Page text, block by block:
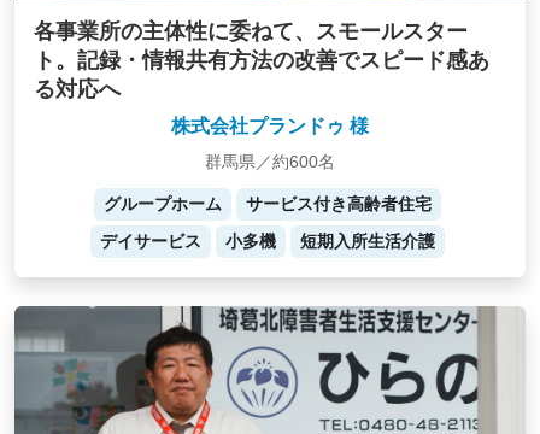
各事業所の主体性に委ねて、スモールスター
ト。記録・情報共有方法の改善でスピード感あ
る対応へ
株式会社プランドゥ 様
群馬県／約600名
グループホーム
サービス付き高齢者住宅
デイサービス
小多機 短期入所生活介護